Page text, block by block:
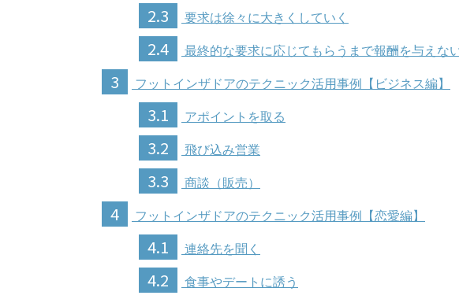
2.3 要求は徐々に大きくしていく
2.4 最終的な要求に応じてもらうまで報酬を与えな
3 フットインザドアのテクニック活用事例【ビジネス編】
3.1 アポイントを取る
3.2 飛び込み営業
3.3 商談（販売）
4 フットインザドアのテクニック活用事例【恋愛編】
4.1 連絡先を聞く
4.2 食事やデートに誘う